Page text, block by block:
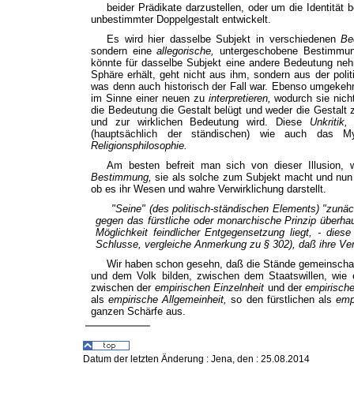
beider Prädikate darzustellen, oder um die Identität
unbestimmter Doppelgestalt entwickelt.
Es wird hier dasselbe Subjekt in verschiedenen
sondern eineallegorische,untergeschobene
könnte für dasselbe Subjekt eine andere Bedeutung
Sphäre erhält, geht nicht aus ihm, sondern aus der
was denn auch historisch der Fall war. Ebenso
im Sinne einer neuen zu interpretieren,wodurch sie
die Bedeutung die Gestalt belügt und weder die
und zur wirklichen Bedeutung wird. Diese
(hauptsächlich der ständischen) wie auch das
Religionsphilosophie.
Am besten befreit man sich von dieser
Bestimmung,sie als solche zum Subjekt macht und
ob es ihr Wesen und wahre Verwirklichung darstellt.
"Seine" (des politisch-ständischen Elements)
gegen das fürstliche oder monarchische Prinzip
Möglichkeit feindlicherEntgegensetzung liegt, -
Schlusse , vergleiche Anmerkung zu § 302), daß ihre
Wir haben schon gesehn, daß die Stände
und dem Volk bilden, zwischen dem Staatswillen,
zwischen der empirischen Einzelnheit und der
alsempirische Allgemeinheit,so den fürstlichen als
ganzen Schärfe aus.
Datum der letzten Änderung : Jena, den : 25.08.2014